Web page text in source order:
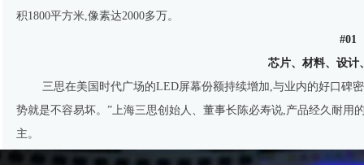
积1800平方米,像素达2000多万。
#01
芯片、材料、设计
三思在美国时代广场的LED屏幕份额持续增加,与业内的好口碑
势就是不容易坏。”上海三思创始人、董事长陈必寿说,产品经久耐
主。